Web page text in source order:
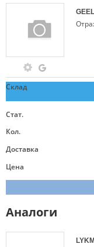
Склад
Стат.
Кол.
Доставка
Цена
Аналоги